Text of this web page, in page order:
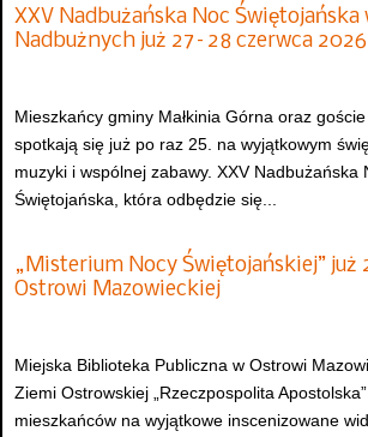
XXV Nadbużańska Noc Świętojańska
Nadbużnych już 27–28 czerwca
Mieszkańcy gminy Małkinia Górna oraz
spotkają się już po raz 25. na wyjątkowym
muzyki i wspólnej zabawy. XXV Nadbużańska
Świętojańska, która odbędzie się...
„Misterium Nocy Świętojańskiej” już
Ostrowi Mazowieckiej
Miejska Biblioteka Publiczna w Ostrowi
Ziemi Ostrowskiej „Rzeczpospolita
mieszkańców na wyjątkowe inscenizowane